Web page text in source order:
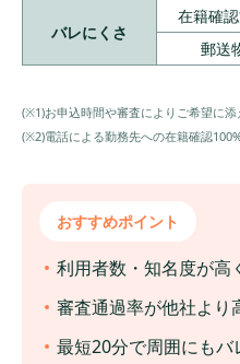
バレにくさ
在籍確
郵送
(※1)お申込時間や審査によりご希望に
(※2)電話による勤務先への在籍確認
おすすめポイント
利用者数・知名度が高
審査通過率が他社より
最短20分で周囲にもバ